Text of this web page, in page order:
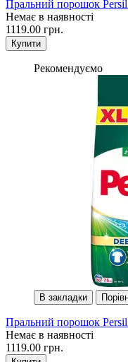
Пральний порошок
Немає в наявності
1119.00 грн.
Купити
Рекомендуємо
В закладки
Пральний порошок Persil
Немає в наявності
1119.00 грн.